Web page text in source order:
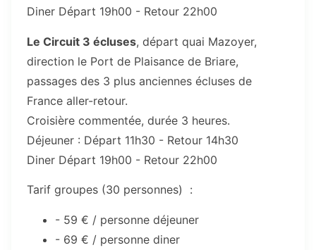
Diner Départ 19h00 - Retour 22h00
Le Circuit 3 écluses, départ quai Mazoyer,
direction le Port de Plaisance de Briare,
passages des 3 plus anciennes écluses de
France aller-retour.
Croisière commentée, durée 3 heures.
Déjeuner : Départ 11h30 - Retour 14h30
Diner Départ 19h00 - Retour 22h00
Tarif groupes (30 personnes) :
- 59 € / personne déjeuner
- 69 € / personne diner